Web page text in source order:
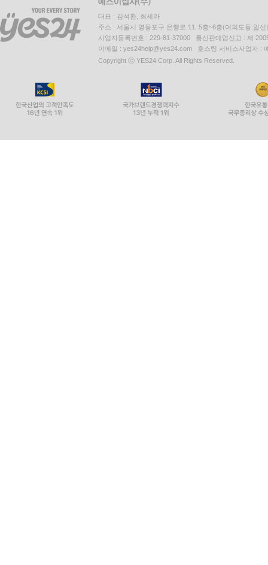
대표 : 김석환, 최세라
주소 : 서울시 영등포구 은행로 11, 5층~6층(여의도동,일신
사업자등록번호 : 229-81-37000 통신판매업신고 : 제
이메일 : yes24help@yes24.com 호스팅 서비스사업자 :
Copyright ⓒ YES24 Corp. All Rights Reserved.